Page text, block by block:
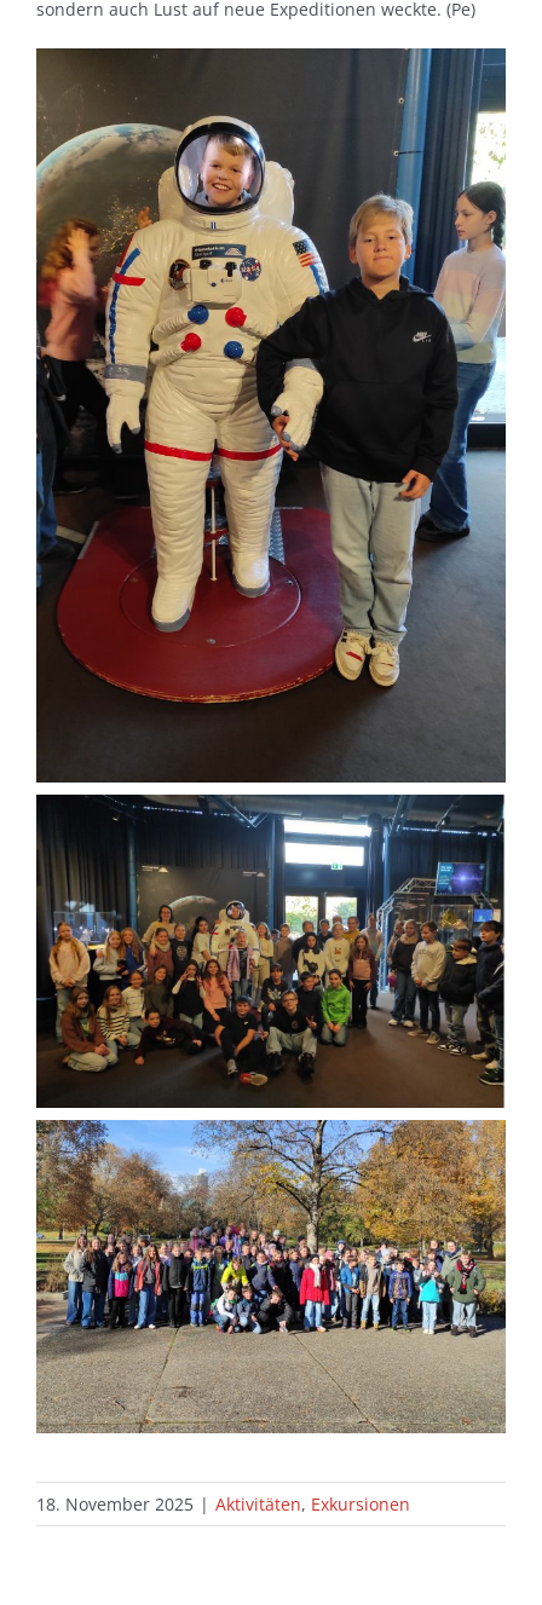
sondern auch Lust auf neue Expeditionen weckte. (Pe)
18. November 2025 | Aktivitäten, Exkursionen